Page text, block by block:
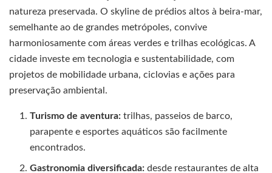
natureza preservada. O skyline de prédios altos à beira-mar,
semelhante ao de grandes metrópoles, convive
harmoniosamente com áreas verdes e trilhas ecológicas. A
cidade investe em tecnologia e sustentabilidade, com
projetos de mobilidade urbana, ciclovias e ações para
preservação ambiental.
Turismo de aventura: trilhas, passeios de barco,
parapente e esportes aquáticos são facilmente
encontrados.
Gastronomia diversificada: desde restaurantes de alta